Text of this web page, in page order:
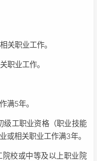
关职业工作。
职业工作。
满5年。
级工职业资格（职业技能
或相关职业工作满3年。
校或中等及以上职业院